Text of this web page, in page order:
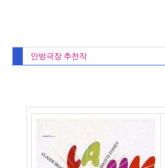
안방극장 추천작